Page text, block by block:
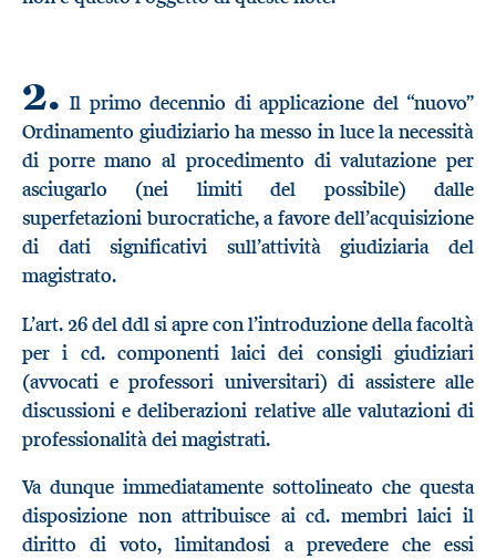
2. Il primo decennio di applicazione del “nuovo”
Ordinamento giudiziario ha messo in luce la necessità
di porre mano al procedimento di valutazione per
asciugarlo (nei limiti del possibile) dalle
superfetazioni burocratiche, a favore dell’acquisizione
di dati significativi sull’attività giudiziaria del
magistrato.
L’art. 26 del ddl si apre con l’introduzione della facoltà
per i cd. componenti laici dei consigli giudiziari
(avvocati e professori universitari) di assistere alle
discussioni e deliberazioni relative alle valutazioni di
professionalità dei magistrati.
Va dunque immediatamente sottolineato che questa
disposizione non attribuisce ai cd. membri laici il
diritto di voto, limitandosi a prevedere che essi